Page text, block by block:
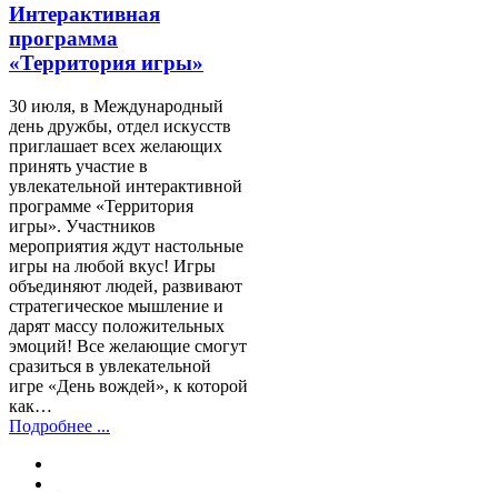
Интерактивная
программа
«Территория игры»
30 июля, в Международный
день дружбы, отдел искусств
приглашает всех желающих
принять участие в
увлекательной интерактивной
программе «Территория
игры». Участников
мероприятия ждут настольные
игры на любой вкус! Игры
объединяют людей, развивают
стратегическое мышление и
дарят массу положительных
эмоций! Все желающие смогут
сразиться в увлекательной
игре «День вождей», к которой
как…
Подробнее ...